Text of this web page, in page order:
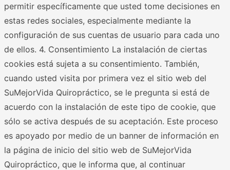
permitir específicamente que usted tome decisiones en
estas redes sociales, especialmente mediante la
configuración de sus cuentas de usuario para cada uno
de ellos. 4. Consentimiento La instalación de ciertas
cookies está sujeta a su consentimiento. También,
cuando usted visita por primera vez el sitio web del
SuMejorVida Quiropráctico, se le pregunta si está de
acuerdo con la instalación de este tipo de cookie, que
sólo se activa después de su aceptación. Este proceso
es apoyado por medio de un banner de información en
la página de inicio del sitio web de SuMejorVida
Quiropráctico, que le informa que, al continuar